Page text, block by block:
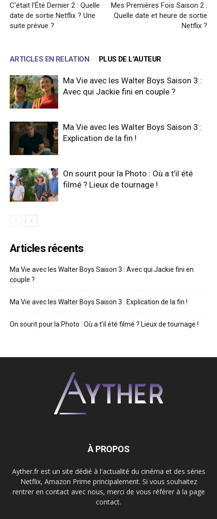
C’était l’Été Dernier 2 : Quelle
date de sortie Netflix ? Une
suite prévue ?
Mes Premières Fois Saison 2 :
Quelle date et heure de sortie
Netflix ?
ARTICLES EN RELATION PLUS DE L'AUTEUR
Ma Vie avec les Walter Boys Saison 3 :
Avec qui Jackie fini en couple ?
Ma Vie avec les Walter Boys Saison 3 :
Explication de la fin !
On sourit pour la Photo : Où a t’il été
filmé ? Lieux de tournage !
Articles récents
Ma Vie avec les Walter Boys Saison 3 : Avec qui Jackie fini en
couple ?
Ma Vie avec les Walter Boys Saison 3 : Explication de la fin !
On sourit pour la Photo : Où a t’il été filmé ? Lieux de tournage !
À PROPOS
Ayther.fr est un site dédié à l'actualité du cinéma et des séries
Netflix, Amazon Prime principalement. Si vous souhaitez
rentrer en contact avec nous, merci de vous référer à la page
contact.